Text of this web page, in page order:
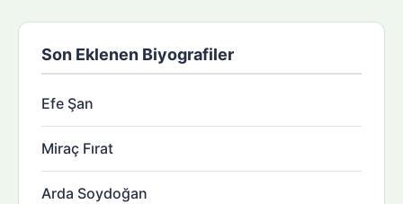
Son Eklenen Biyografiler
Efe Şan
Miraç Fırat
Arda Soydoğan